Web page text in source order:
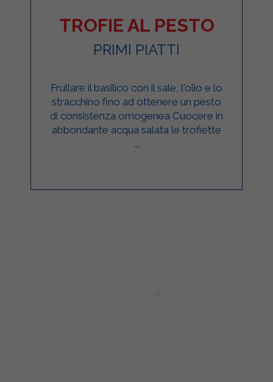
TROFIE AL PESTO
PRIMI PIATTI
Frullare il basilico con il sale, l'olio e lo
stracchino fino ad ottenere un pesto
di consistenza omogenea Cuocere in
abbondante acqua salata le trofiette
...